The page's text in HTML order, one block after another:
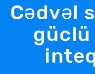
Cədvəl
güclü